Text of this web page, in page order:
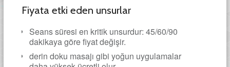
Fiyata etki eden unsurlar
Seans süresi en kritik unsurdur: 45/60/90
dakikaya göre fiyat değişir.
derin doku masajı gibi yoğun uygulamalar